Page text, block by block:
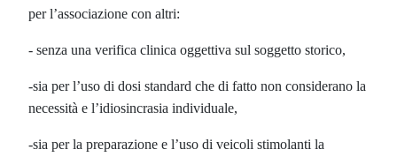
per l’associazione con altri:
- senza una verifica clinica oggettiva sul soggetto storico,
-sia per l’uso di dosi standard che di fatto non considerano la
necessità e l’idiosincrasia individuale,
-sia per la preparazione e l’uso di veicoli stimolanti la